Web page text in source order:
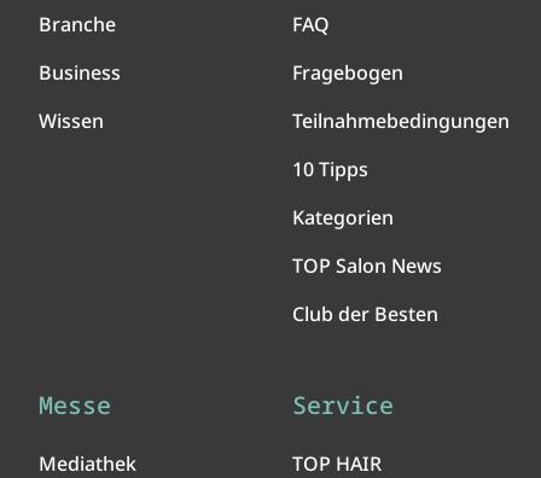
Branche
Business
Wissen
FAQ
Fragebogen
Teilnahmebedingungen
10 Tipps
Kategorien
TOP Salon News
Club der Besten
Messe
Mediathek
Service
TOP HAIR